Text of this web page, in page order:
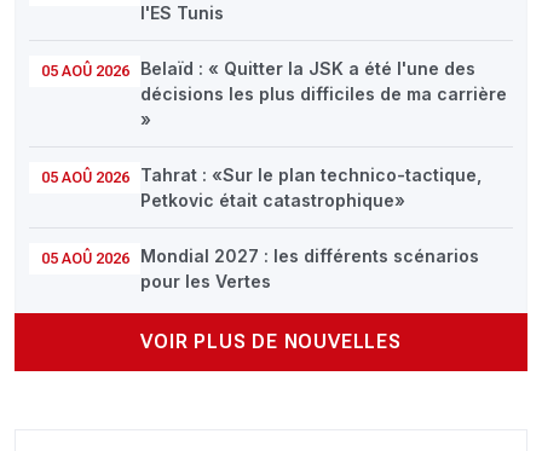
l'ES Tunis
05 AOÛ 2026
Belaïd : « Quitter la JSK a été l'une des
décisions les plus difficiles de ma carrière
»
05 AOÛ 2026
Tahrat : «Sur le plan technico-tactique,
Petkovic était catastrophique»
05 AOÛ 2026
Mondial 2027 : les différents scénarios
pour les Vertes
VOIR PLUS DE NOUVELLES